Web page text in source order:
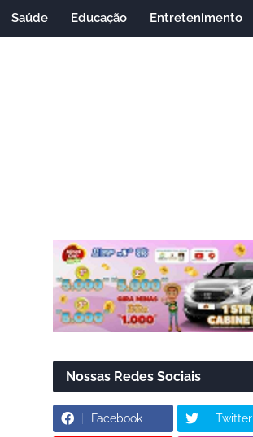
Saúde Educação Entretenimento
Nossas Redes Sociais
Facebook Twitter